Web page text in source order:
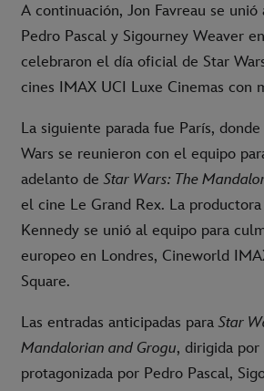
A continuación, Jon Favreau se unió
Pedro Pascal y Sigourney Weaver
celebraron el día oficial de Star
cines IMAX UCI Luxe Cinemas con
La siguiente parada fue París,
Wars se reunieron con el equipo
adelanto deStar Wars: The
el cine Le Grand Rex. La
Kennedy se unió al equipo para
europeo en Londres, Cineworld
Square.
Las entradas anticipadas paraStar
Mandalorian and Grogu, dirigida por
protagonizada por Pedro Pascal,